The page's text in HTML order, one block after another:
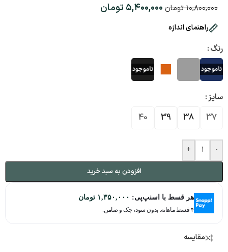
۱۰,۸۰۰,۰۰۰ تومان ۵,۴۰۰,۰۰۰ تومان
راهنمای اندازه
رنگ
سایز
37
38
39
40
-
+
افزودن به سبد خرید
هر قسط با اسنپ‌پی: ۱,۳۵۰,۰۰۰ تومان
۴ قسط ماهانه. بدون سود، چک و ضامن.
مقایسه